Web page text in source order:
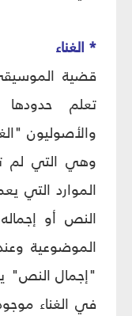
* الغناء
قضية
تعلم
والأصوليون
وهي التي لم
الموارد التي
النص أو
الموضوعية
"إجمال النص"
في الغناء